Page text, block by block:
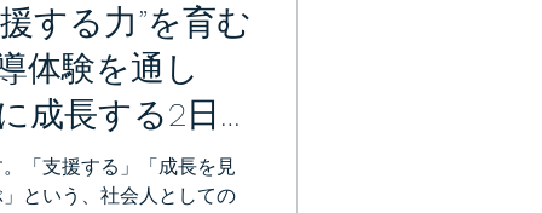
する力”を育む
体験を通し
成長する2日
「支援する」「成長を見
という、社会人としての